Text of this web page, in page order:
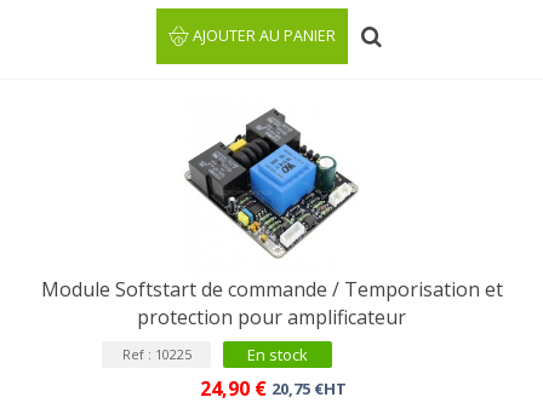
AJOUTER AU PANIER
Module Softstart de commande / Temporisation et
protection pour amplificateur
Ref : 10225 En stock
24,90 € 20,75 €HT